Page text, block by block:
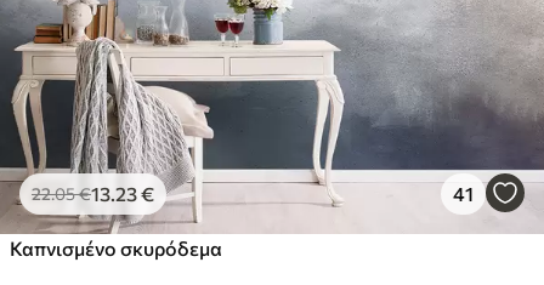
22.05€13 .23€ 41
Καπνισμένο σκυρόδεμα